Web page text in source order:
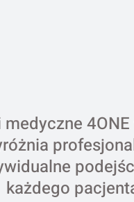
4ONE
każdego